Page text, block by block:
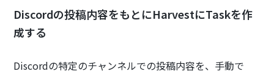
Discordの投稿内容をもとにHarvestにTaskを作
成する
Discordの特定のチャンネルでの投稿内容を、手動で